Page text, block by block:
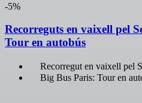
-5%
Recorreguts en vaixell pel
Tour en autobús
Recorregut en vaixell pel
Big Bus Paris: Tour en